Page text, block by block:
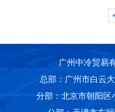
广州中冷贸易
总部：广州市白云
分部：北京市朝阳区